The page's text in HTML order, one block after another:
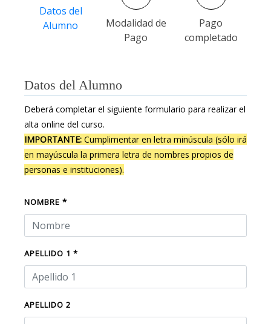
Datos del
Alumno
Modalidad de
Pago
Pago
completado
Datos del Alumno
Deberá completar el siguiente formulario para realizar el
alta online del curso.
IMPORTANTE: Cumplimentar en letra minúscula (sólo irá
en mayúscula la primera letra de nombres propios de
personas e instituciones).
NOMBRE *
APELLIDO 1 *
APELLIDO 2